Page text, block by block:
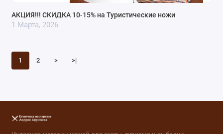
АКЦИЯ!!! СКИДКА 10-15% на Туристические ножи
1 Марта, 2026
1 2 > >|